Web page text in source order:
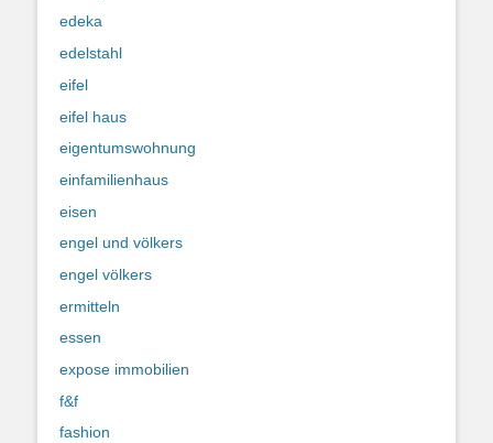
edeka
edelstahl
eifel
eifel haus
eigentumswohnung
einfamilienhaus
eisen
engel und völkers
engel völkers
ermitteln
essen
expose immobilien
f&f
fashion